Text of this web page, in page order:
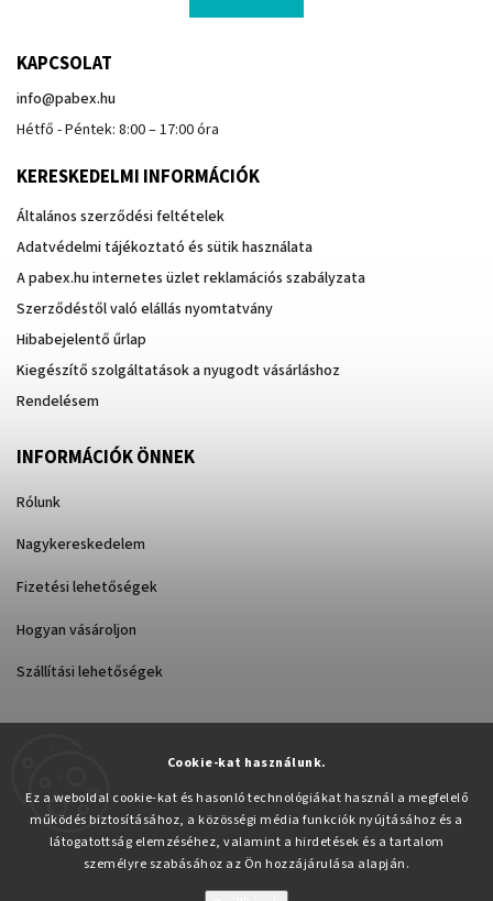
Cookie-kat használunk.
Ez a weboldal cookie-kat és hasonló technológiákat használ a megfelelő
működés biztosításához, a közösségi média funkciók nyújtásához és a
látogatottság elemzéséhez, valamint a hirdetések és a tartalom
személyre szabásához az Ön hozzájárulása alapján.
KAPCSOLAT
info@pabex.hu
Hétfő - Péntek: 8:00 – 17:00 óra
KERESKEDELMI INFORMÁCIÓK
Általános szerződési feltételek
Adatvédelmi tájékoztató és sütik használata
A pabex.hu internetes üzlet reklamációs szabályzata
Szerződéstől való elállás nyomtatvány
Hibabejelentő űrlap
Kiegészítő szolgáltatások a nyugodt vásárláshoz
Rendelésem
INFORMÁCIÓK ÖNNEK
Rólunk
Nagykereskedelem
Fizetési lehetőségek
Hogyan vásároljon
Szállítási lehetőségek